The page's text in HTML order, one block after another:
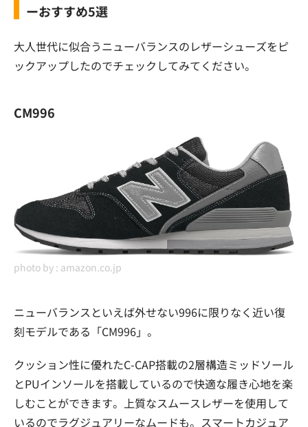
ーおすすめ5選
大人世代に似合うニューバランスのレザーシューズをピ
ックアップしたのでチェックしてみてください。
CM996
photo by : amazon.co.jp
ニューバランスといえば外せない996に限りなく近い復
刻モデルである「CM996」。
クッション性に優れたC-CAP搭載の2層構造ミッドソール
とPUインソールを搭載しているので快適な履き心地を楽
しむことができます。上質なスムースレザーを使用して
いるのでラグジュアリーなムードも。スマートカジュア